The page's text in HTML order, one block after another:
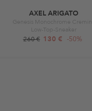
AXEL ARIGATO
Genesis Monochrome Cremino
Low-Top-Sneaker
260 € 130 € -50%